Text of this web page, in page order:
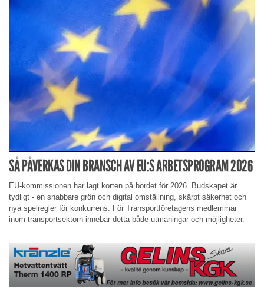
SÅ PÅVERKAS DIN BRANSCH AV EU:S ARBETSPROGRAM 2026
EU-kommissionen har lagt korten på bordet för 2026. Budskapet är
tydligt - en snabbare grön och digital omställning, skärpt säkerhet och
nya spelregler för konkurrens. För Transportföretagens medlemmar
inom transportsektorn innebär detta både utmaningar och möjligheter.